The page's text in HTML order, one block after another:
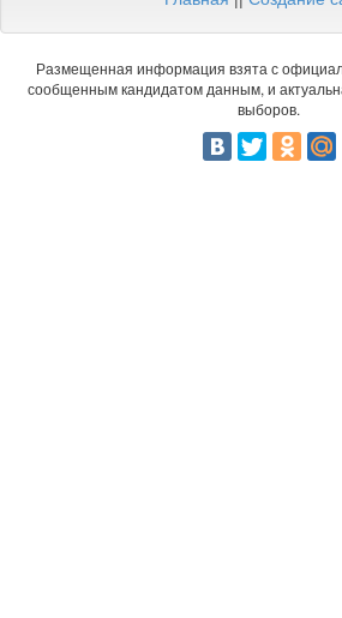
Размещенная информация взята с
сообщенным кандидатом данным, и
выборов.